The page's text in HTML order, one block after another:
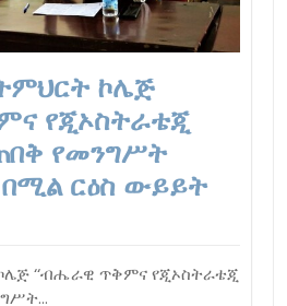
ኮሌጅ
የጂኦስትራቴጂ
የመንግሥት
ርዕስ ውይይት
‘‘ብሔራዊ ጥቅምና የጂኦስትራቴጂ